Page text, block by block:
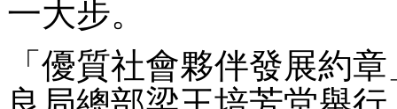
一大步。
「優質社會夥伴發展約